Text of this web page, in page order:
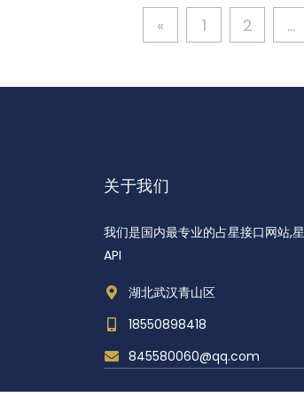
« 1 2 ...
关于我们
我们是国内最专业的占星接口网站,
API
湖北武汉青山区
18550898418
845580060@qq.com